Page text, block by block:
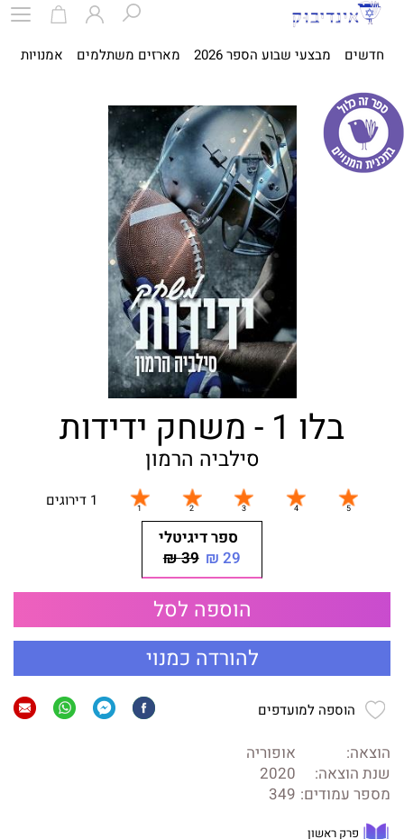
חדשים מבצעי שבוע הספר 2026 מארזים משתלמים אמנויות
בלו 1 - משחק ידידות
סילביה הרמון
1 דירוגים
ספר דיגיטלי
29 ₪
39 ₪
הוספה לסל
להורדה כמנוי
הוספה למועדפים
הוצאה:
אופוריה
שנת הוצאה:
2020
מספר עמודים: 349
פרק ראשון